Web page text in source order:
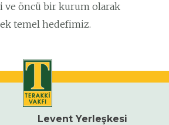
öncü bir kurum olarak
temel hedefimiz.
Levent Yerleşkesi